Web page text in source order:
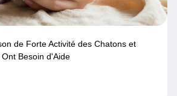
de Forte Activité des Chatons et
Besoin d'Aide